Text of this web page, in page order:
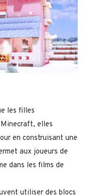
les filles
elles
en construisant une
aux joueurs de
dans les films de
utiliser des blocs